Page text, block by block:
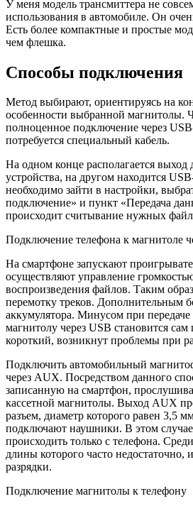
У меня модель трансмиттера не
использования в автомобиле. Он
Есть более компактные и простые
чем флешка.
Способы подключения
Метод выбирают, ориентируясь на
особенности выбранной магнитолы.
полноценное подключение через
потребуется специальный кабель.
На одном конце располагается выход
устройства, на другом находится
необходимо зайти в настройки,
подключение» и пункт «Передача
происходит считывание нужных
Подключение телефона к магнитоле
На смартфоне запускают
осуществляют управление
воспроизведения файлов. Таким
перемотку треков. Дополнительным
аккумулятора. Минусом при
магнитолу через USB становится
короткий, возникнут проблемы при
Подключить автомобильный
через AUX. Посредством данного
записанную на смартфон,
кассетной магнитолы. Выход AUX
разъем, диаметр которого равен 3,5
подключают наушники. В этом
происходить только с телефона.
длины которого часто недостаточно,
разрядки.
Подключение магнитолы к телефону